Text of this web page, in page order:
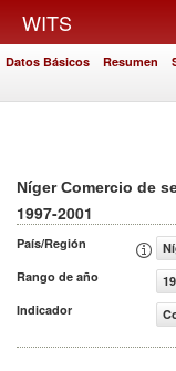
WITS
Datos Básicos Resumen
Níger Comercio de
1997-2001
País/Región
Rango de año
Indicador